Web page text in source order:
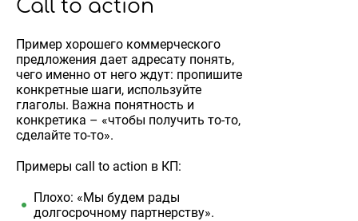
Call to action
Пример хорошего коммерческого
предложения дает адресату понять,
чего именно от него ждут: пропишите
конкретные шаги, используйте
глаголы. Важна понятность и
конкретика – «чтобы получить то-то,
сделайте то-то».
Примеры call to action в КП:
Плохо: «Мы будем рады
долгосрочному партнерству».